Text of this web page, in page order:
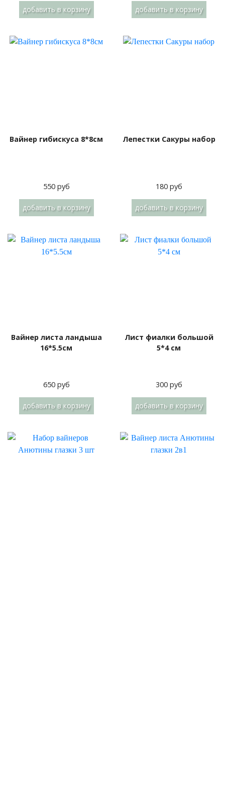
добавитьв корзину добавитьв корзину
Вайнер гибискуса 8*8см
550 руб
добавитьв корзину
Лепестки Сакуры набор
180 руб
добавитьв корзину
Вайнер листа ландыша
16*5.5см
650 руб
добавитьв корзину
Лист фиалки большой
5*4 см
300 руб
добавитьв корзину